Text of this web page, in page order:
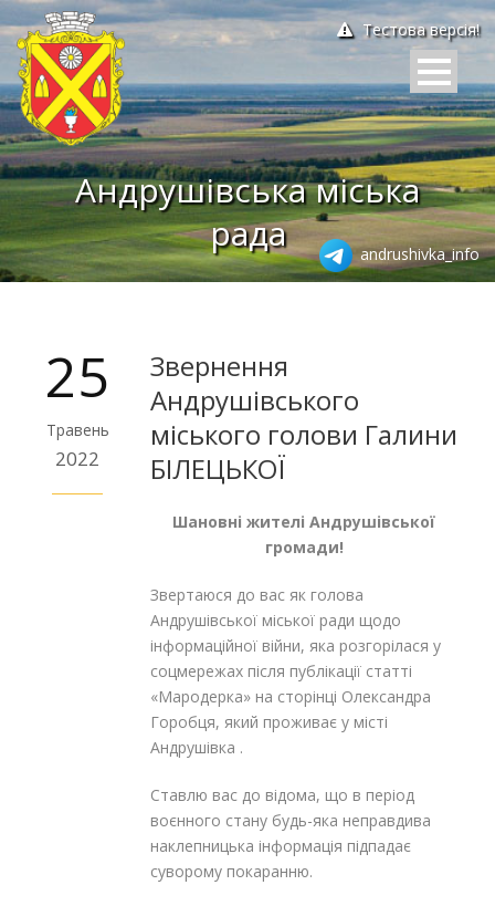
Тестова версія!
Андрушівська міська
рада
andrushivka_info
25
Травень
2022
Звернення
Андрушівського
міського голови Галини
БІЛЕЦЬКОЇ
Шановні жителі Андрушівської
громади!
Звертаюся до вас як голова
Андрушівської міської ради щодо
інформаційної війни, яка розгорілася у
соцмережах після публікації статті
«Мародерка» на сторінці Олександра
Горобця, який проживає у місті
Андрушівка .
Ставлю вас до відома, що в період
воєнного стану будь-яка неправдива
наклепницька інформація підпадає
суворому покаранню.